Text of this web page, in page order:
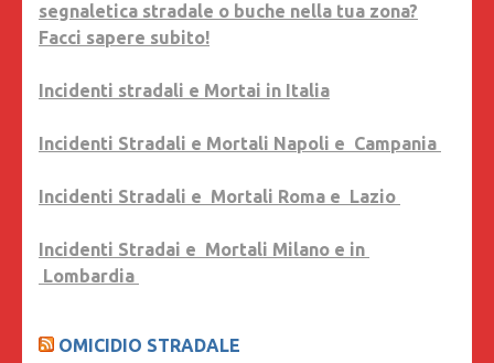
segnaletica stradale o buche nella tua zona?
Facci sapere subito!
Incidenti stradali e Mortai in Italia
Incidenti Stradali e Mortali Napoli e Campania
Incidenti Stradali e Mortali Roma e Lazio
Incidenti Stradai e Mortali Milano e in
Lombardia
OMICIDIO STRADALE